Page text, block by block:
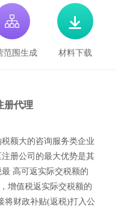

范围生成

材料下载
册代理
额大的咨询服务类企业
册公司的最大优势是其
高可返实际交税额的
增值税返实际交税额的
将财政补贴(返税)打入公